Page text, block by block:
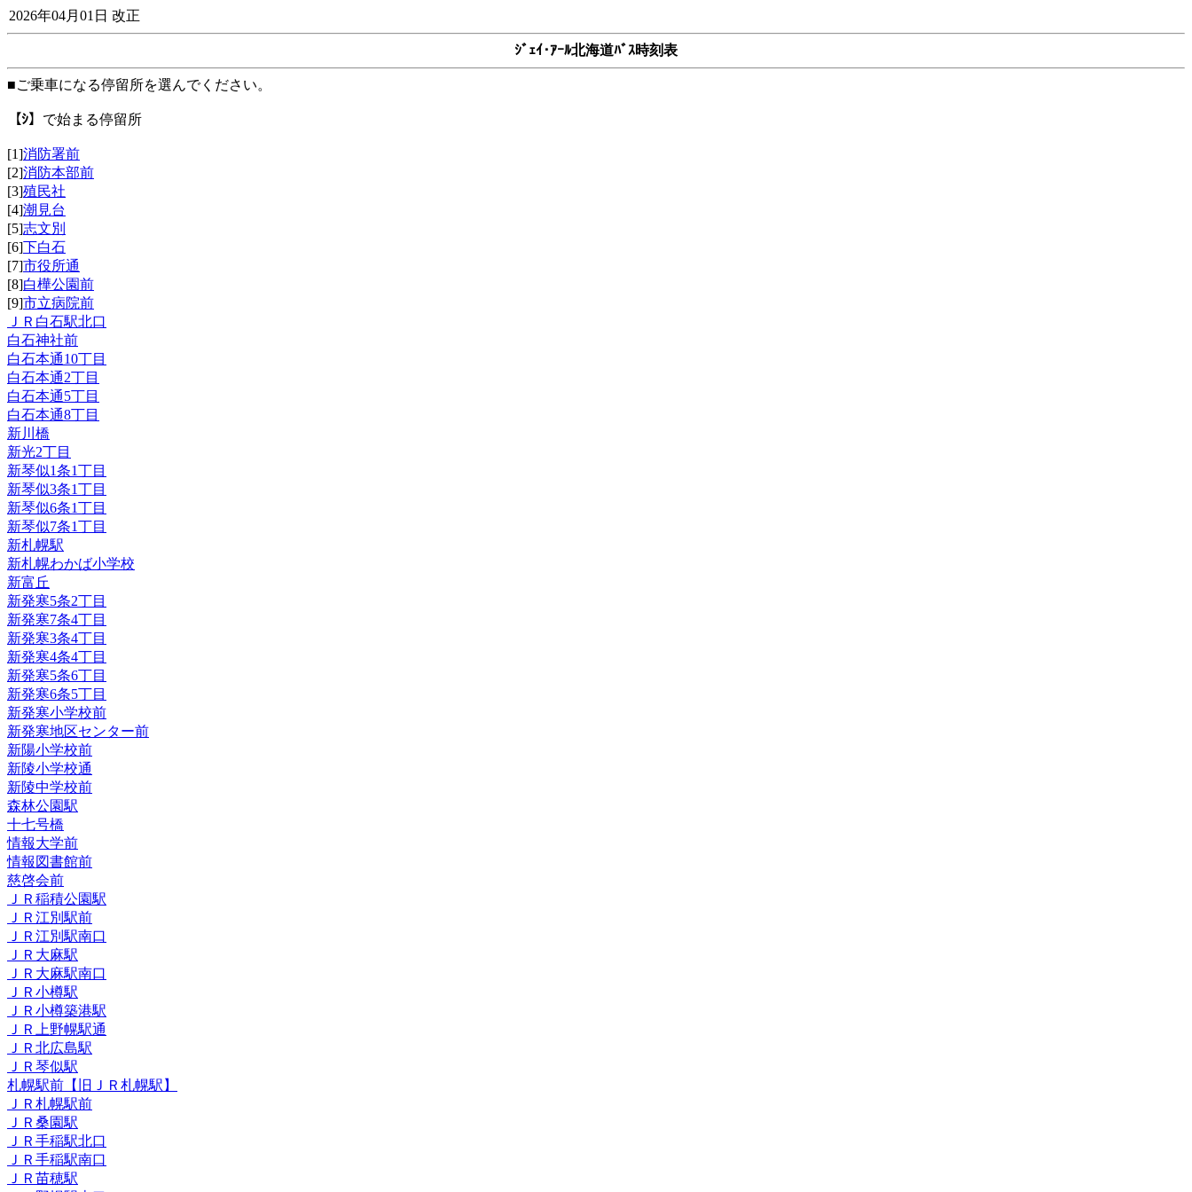
2026年04月01日 改正
ｼﾞｪｲ･ｱｰﾙ北海道ﾊﾞｽ時刻表
■ご乗車になる停留所を選んでください。
【ｼ】 で始まる停留所
[1]消防署前
[2]消防本部前
[3]殖民社
[4]潮見台
[5]志文別
[6]下白石
[7]市役所通
[8]白樺公園前
[9]市立病院前
ＪＲ白石駅北口
白石神社前
白石本通10丁目
白石本通2丁目
白石本通5丁目
白石本通8丁目
新川橋
新光2丁目
新琴似1条1丁目
新琴似3条1丁目
新琴似6条1丁目
新琴似7条1丁目
新札幌駅
新札幌わかば小学校
新富丘
新発寒5条2丁目
新発寒7条4丁目
新発寒3条4丁目
新発寒4条4丁目
新発寒5条6丁目
新発寒6条5丁目
新発寒小学校前
新発寒地区センター前
新陽小学校前
新陵小学校通
新陵中学校前
森林公園駅
十七号橋
情報大学前
情報図書館前
慈啓会前
ＪＲ稲積公園駅
ＪＲ江別駅前
ＪＲ江別駅南口
ＪＲ大麻駅
ＪＲ大麻駅南口
ＪＲ小樽駅
ＪＲ小樽築港駅
ＪＲ上野幌駅通
ＪＲ北広島駅
ＪＲ琴似駅
札幌駅前【旧ＪＲ札幌駅】
ＪＲ札幌駅前
ＪＲ桑園駅
ＪＲ手稲駅北口
ＪＲ手稲駅南口
ＪＲ苗穂駅